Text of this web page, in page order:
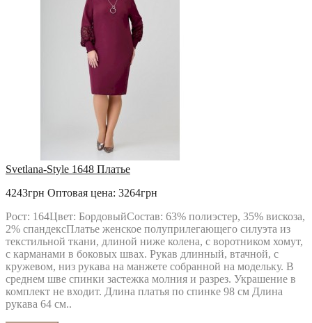
Svetlana-Style 1648 Платье
4243грн Оптовая цена: 3264грн
Рост: 164Цвет: БордовыйСостав: 63% полиэстер, 35% вискоза,
2% спандексПлатье женское полуприлегающего силуэта из
текстильной ткани, длиной ниже колена, с воротником хомут,
с карманами в боковых швах. Рукав длинный, втачной, с
кружевом, низ рукава на манжете собранной на модельку. В
среднем шве спинки застежка молния и разрез. Украшение в
комплект не входит. Длина платья по спинке 98 см Длина
рукава 64 см..